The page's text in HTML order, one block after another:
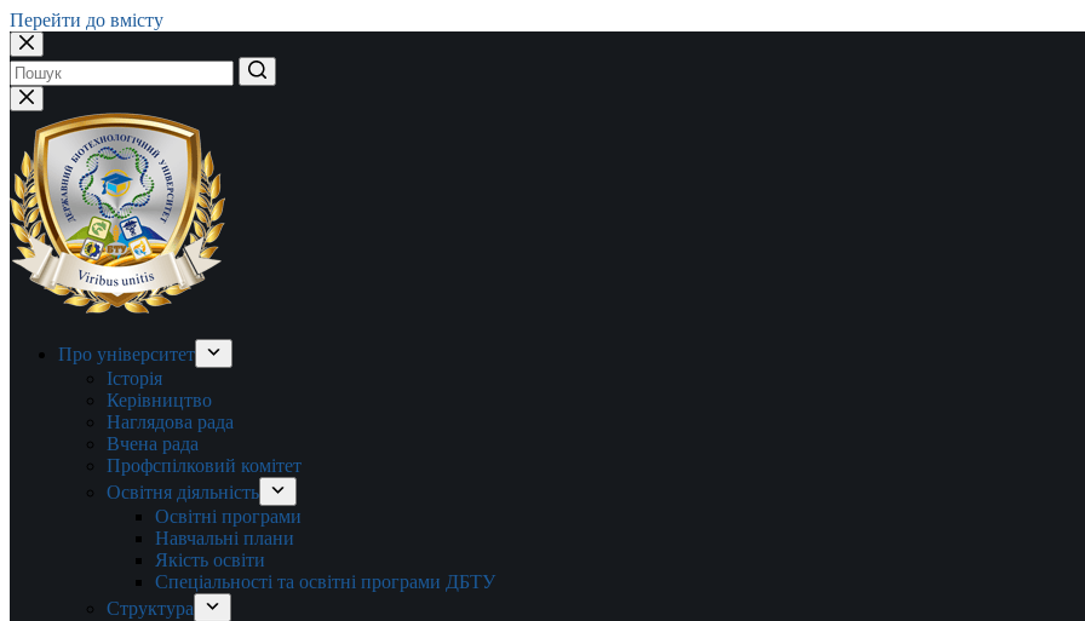
Перейти до вмісту
Немає
результатів
Про університет
Історія
Керівництво
Наглядова рада
Вчена рада
Профспілковий комітет
Освітня діяльність
Освітні програми
Навчальні плани
Якість освіти
Спеціальності та освітні програми ДБТУ
Структура